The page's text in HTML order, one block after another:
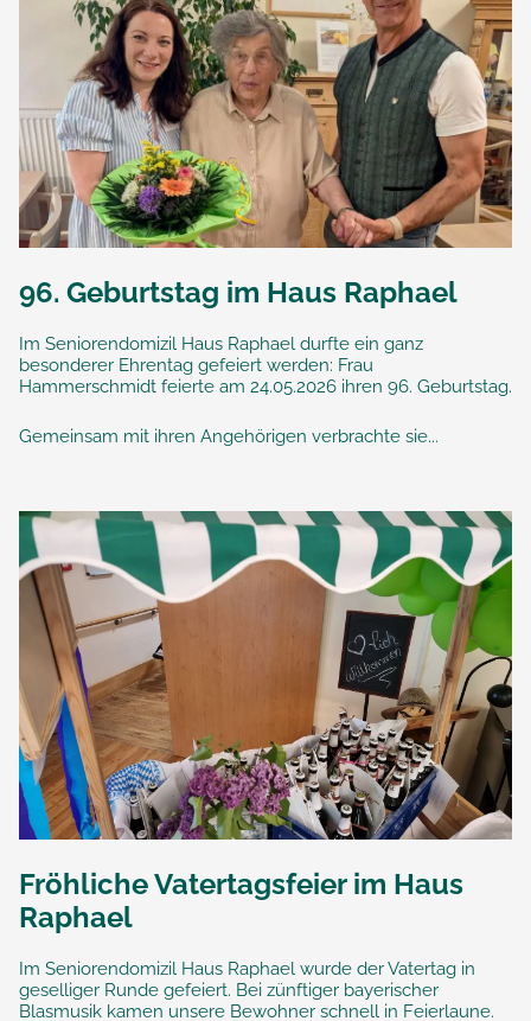
96. Geburtstag im Haus Raphael
Im Seniorendomizil Haus Raphael durfte ein ganz
besonderer Ehrentag gefeiert werden: Frau
Hammerschmidt feierte am 24.05.2026 ihren 96. Geburtstag.
Gemeinsam mit ihren Angehörigen verbrachte sie...
Fröhliche Vatertagsfeier im Haus
Raphael
Im Seniorendomizil Haus Raphael wurde der Vatertag in
geselliger Runde gefeiert. Bei zünftiger bayerischer
Blasmusik kamen unsere Bewohner schnell in Feierlaune.